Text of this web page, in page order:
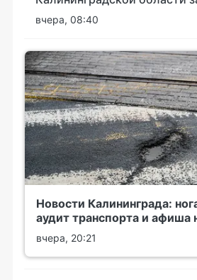
вчера, 08:40
Новости Калининграда:
аудит транспорта и афиша
вчера, 20:21